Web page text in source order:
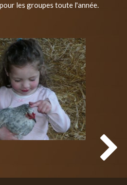
les groupes toute l'année.